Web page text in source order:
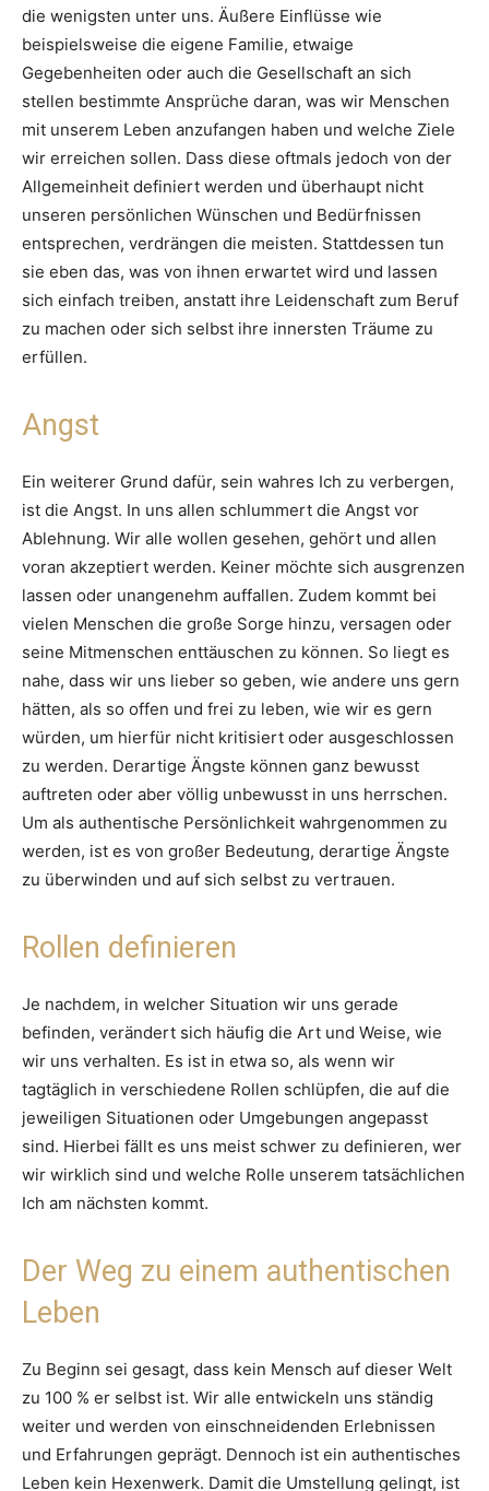
die wenigsten unter uns. Äußere Einflüsse wie
beispielsweise die eigene Familie, etwaige
Gegebenheiten oder auch die Gesellschaft an sich
stellen bestimmte Ansprüche daran, was wir Menschen
mit unserem Leben anzufangen haben und welche Ziele
wir erreichen sollen. Dass diese oftmals jedoch von der
Allgemeinheit definiert werden und überhaupt nicht
unseren persönlichen Wünschen und Bedürfnissen
entsprechen, verdrängen die meisten. Stattdessen tun
sie eben das, was von ihnen erwartet wird und lassen
sich einfach treiben, anstatt ihre Leidenschaft zum Beruf
zu machen oder sich selbst ihre innersten Träume zu
erfüllen.
Angst
Ein weiterer Grund dafür, sein wahres Ich zu verbergen,
ist die Angst. In uns allen schlummert die Angst vor
Ablehnung. Wir alle wollen gesehen, gehört und allen
voran akzeptiert werden. Keiner möchte sich ausgrenzen
lassen oder unangenehm auffallen. Zudem kommt bei
vielen Menschen die große Sorge hinzu, versagen oder
seine Mitmenschen enttäuschen zu können. So liegt es
nahe, dass wir uns lieber so geben, wie andere uns gern
hätten, als so offen und frei zu leben, wie wir es gern
würden, um hierfür nicht kritisiert oder ausgeschlossen
zu werden. Derartige Ängste können ganz bewusst
auftreten oder aber völlig unbewusst in uns herrschen.
Um als authentische Persönlichkeit wahrgenommen zu
werden, ist es von großer Bedeutung, derartige Ängste
zu überwinden und auf sich selbst zu vertrauen.
Rollen definieren
Je nachdem, in welcher Situation wir uns gerade
befinden, verändert sich häufig die Art und Weise, wie
wir uns verhalten. Es ist in etwa so, als wenn wir
tagtäglich in verschiedene Rollen schlüpfen, die auf die
jeweiligen Situationen oder Umgebungen angepasst
sind. Hierbei fällt es uns meist schwer zu definieren, wer
wir wirklich sind und welche Rolle unserem tatsächlichen
Ich am nächsten kommt.
Der Weg zu einem authentischen
Leben
Zu Beginn sei gesagt, dass kein Mensch auf dieser Welt
zu 100 % er selbst ist. Wir alle entwickeln uns ständig
weiter und werden von einschneidenden Erlebnissen
und Erfahrungen geprägt. Dennoch ist ein authentisches
Leben kein Hexenwerk. Damit die Umstellung gelingt, ist